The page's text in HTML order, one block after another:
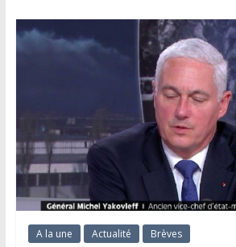
A la une Actualité Brèves